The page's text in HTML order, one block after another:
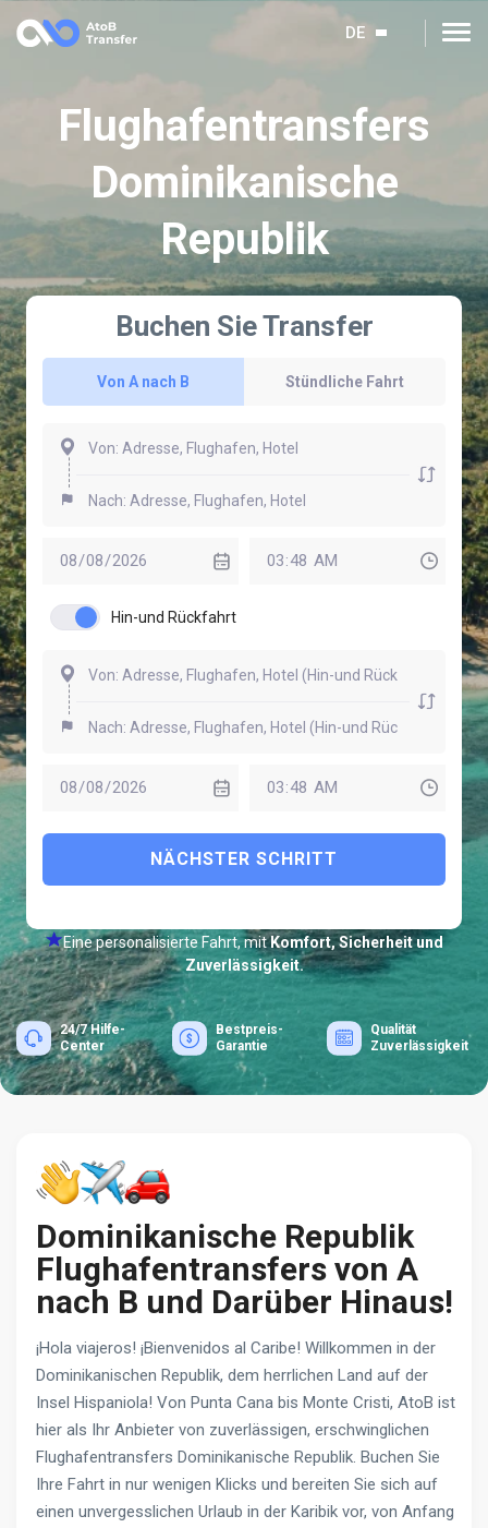
DE
Flughafentransfers
Dominikanische
Republik
Buchen Sie Transfer
Von A nach B Stündliche Fahrt
Hin-und Rückfahrt
NÄCHSTER SCHRITT
Eine personalisierte Fahrt, mitKomfort, Sicherheit und
Zuverlässigkeit.
24/7 Hilfe-
Center
Bestpreis-
Garantie
Qualität
Zuverlässigkeit
Dominikanische Republik
Flughafentransfers von A
nach B und Darüber Hinaus!
¡Hola viajeros! ¡Bienvenidos al Caribe! Willkommen in der
Dominikanischen Republik, dem herrlichen Land auf der
Insel Hispaniola! Von Punta Cana bis Monte Cristi, AtoB ist
hier als Ihr Anbieter von zuverlässigen, erschwinglichen
Flughafentransfers Dominikanische Republik. Buchen Sie
Ihre Fahrt in nur wenigen Klicks und bereiten Sie sich auf
einen unvergesslichen Urlaub in der Karibik vor, von Anfang